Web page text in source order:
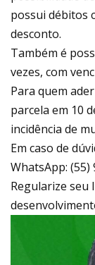
possui débitos
desconto.
Também é
vezes, com
Para quem
parcela em 10
incidência de
Em caso de
WhatsApp: (55)
Regularize seu